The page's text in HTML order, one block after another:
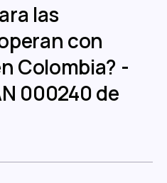
las
con
Colombia? -
000240 de